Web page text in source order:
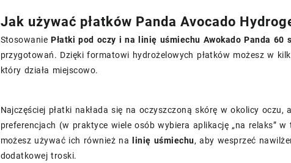
Jak używać płatków Panda Avocado
StosowaniePłatki pod oczy i na linię uśmiechu Awokado Panda 60
przygotowań. Dzięki formatowi hydrożelowych płatków możesz w
który działa miejscowo.
Najczęściej płatki nakłada się na oczyszczoną skórę w okolicy
preferencjach (w praktyce wiele osób wybiera aplikację „na relaks”
możesz używać ich również na
linię uśmiechu, aby wesprzeć
dodatkowej troski.